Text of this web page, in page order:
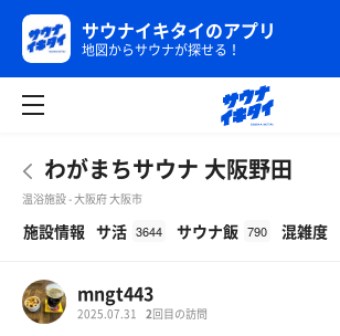
サウナイキタイのアプリ
地図からサウナが探せる！
わがまちサウナ 大阪野田
温浴施設 - 大阪府 大阪市
施設情報 サ活 3644 サウナ飯 790 混雑度
mngt443
2025.07.31 2回目の訪問